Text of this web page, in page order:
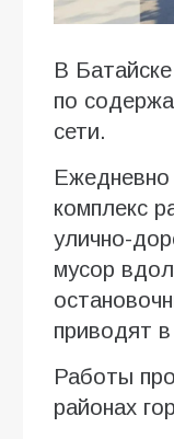
В
по
сети.
комплекс
улично-
мусор
приводят
Работы
районах